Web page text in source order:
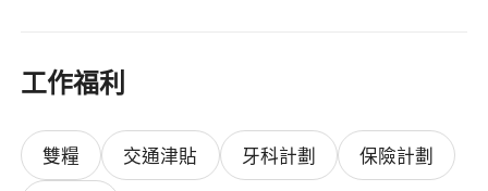
工作福利
雙糧 交通津貼 牙科計劃
保險計劃